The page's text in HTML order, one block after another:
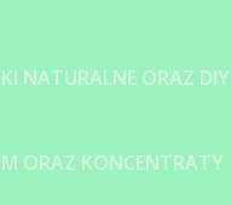
NATURALNE ORAZ DIY
ORAZ KONCENTRATY